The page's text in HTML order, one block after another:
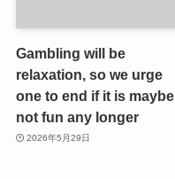
Gambling will be
relaxation, so we urge
one to end if it is maybe
not fun any longer
2026年5月29日